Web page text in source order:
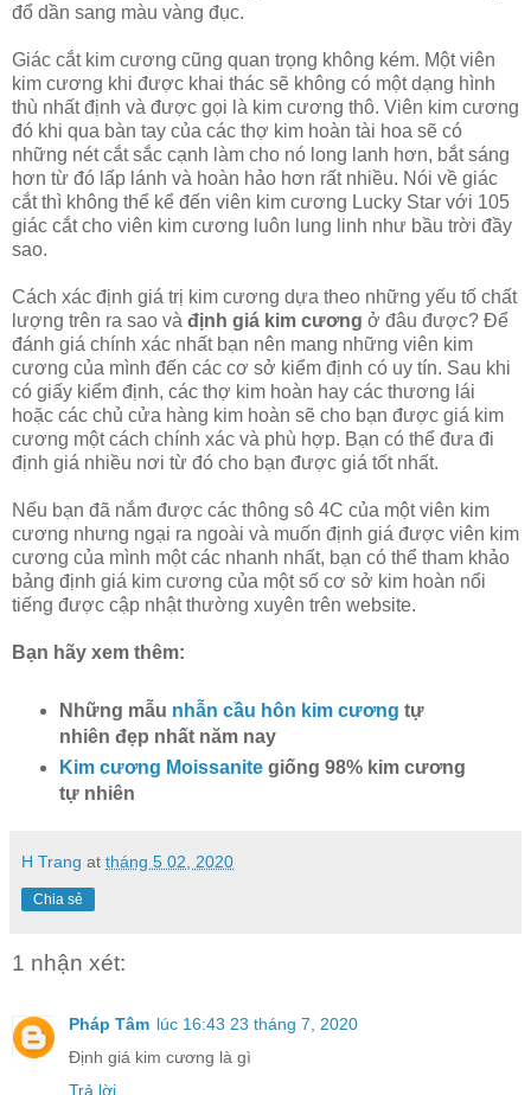
đổ dần sang màu vàng đục.
Giác cắt kim cương cũng quan trọng không kém. Một viên
kim cương khi được khai thác sẽ không có một dạng hình
thù nhất định và được gọi là kim cương thô. Viên kim cương
đó khi qua bàn tay của các thợ kim hoàn tài hoa sẽ có
những nét cắt sắc cạnh làm cho nó long lanh hơn, bắt sáng
hơn từ đó lấp lánh và hoàn hảo hơn rất nhiều. Nói về giác
cắt thì không thể kể đến viên kim cương Lucky Star với 105
giác cắt cho viên kim cương luôn lung linh như bầu trời đầy
sao.
Cách xác định giá trị kim cương dựa theo những yếu tố chất
lượng trên ra sao và định giá kim cương ở đâu được? Để
đánh giá chính xác nhất bạn nên mang những viên kim
cương của mình đến các cơ sở kiểm định có uy tín. Sau khi
có giấy kiểm định, các thợ kim hoàn hay các thương lái
hoặc các chủ cửa hàng kim hoàn sẽ cho bạn được giá kim
cương một cách chính xác và phù hợp. Bạn có thể đưa đi
định giá nhiều nơi từ đó cho bạn được giá tốt nhất.
Nếu bạn đã nắm được các thông sô 4C của một viên kim
cương nhưng ngại ra ngoài và muốn định giá được viên kim
cương của mình một các nhanh nhất, bạn có thể tham khảo
bảng định giá kim cương của một số cơ sở kim hoàn nổi
tiếng được cập nhật thường xuyên trên website.
Bạn hãy xem thêm:
Những mẫu nhẫn cầu hôn kim cương tự
nhiên đẹp nhất năm nay
Kim cương Moissanitegiống 98% kim cương
tự nhiên
H Trang at tháng 5 02, 2020
Chia sẻ
1 nhận xét:
Pháp Tâm lúc 16:43 23 tháng 7, 2020
Định giá kim cương là gì
Trả lời